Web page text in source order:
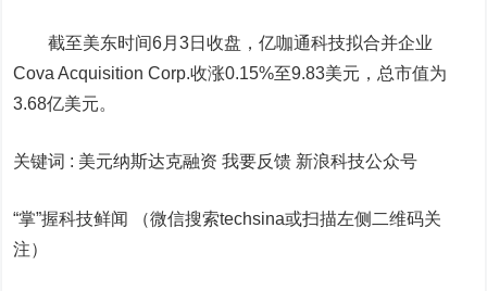
截至美东时间6月3日收盘，亿咖通科技拟合并企业
Cova Acquisition Corp.收涨0.15%至9.83美元，总市值为
3.68亿美元。
关键词 : 美元纳斯达克融资 我要反馈 新浪科技公众号
“掌”握科技鲜闻 （微信搜索techsina或扫描左侧二维码关
注）